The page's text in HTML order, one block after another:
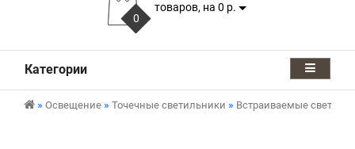
0
товаров, на 0 р.
Категории
Освещение Точечные светильники Встраиваемые